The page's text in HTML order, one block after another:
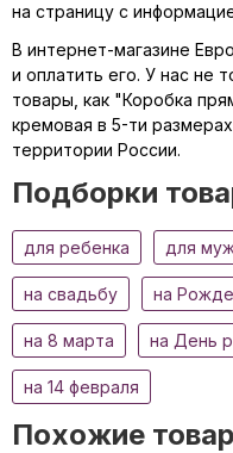
на страницу с
В интернет-магазине
и оплатить его. У нас не
товары, как "Коробка
кремовая в 5-ти
территории России.
Подборки
для ребенка для
на свадьбу на
на 8 марта на День
на 14 февраля
Похожие